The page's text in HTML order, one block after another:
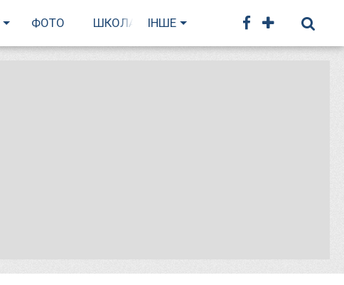
ФОТО ШКОЛА БІГУ
ІНШЕ